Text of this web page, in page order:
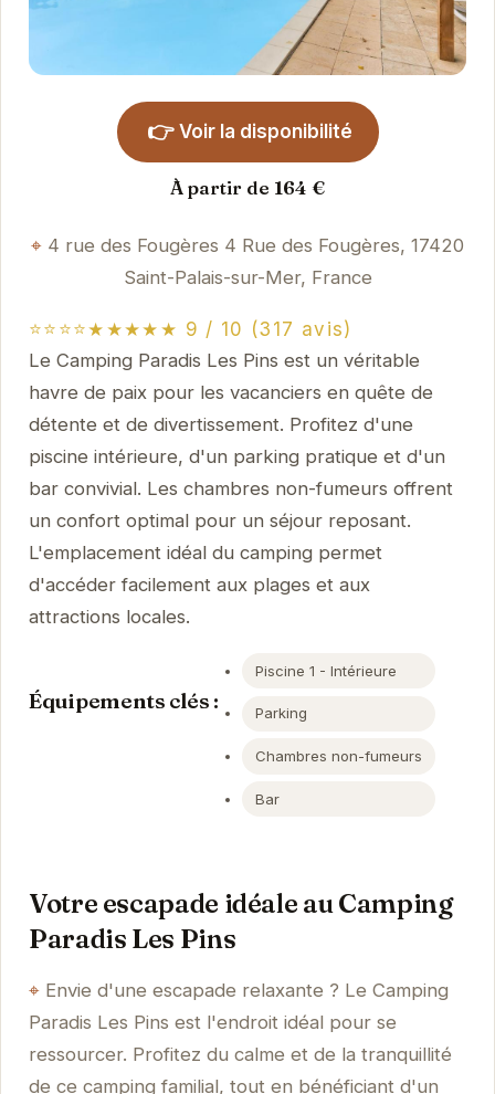
👉 Voir la disponibilité
À partir de 164 €
4 rue des Fougères 4 Rue des Fougères, 17420
Saint-Palais-sur-Mer, France
⭐⭐⭐⭐★★★★★ 9 / 10 (317 avis)
Le Camping Paradis Les Pins est un véritable
havre de paix pour les vacanciers en quête de
détente et de divertissement. Profitez d'une
piscine intérieure, d'un parking pratique et d'un
bar convivial. Les chambres non-fumeurs offrent
un confort optimal pour un séjour reposant.
L'emplacement idéal du camping permet
d'accéder facilement aux plages et aux
attractions locales.
Équipements clés :
Piscine 1 - Intérieure
Parking
Chambres non-fumeurs
Bar
Votre escapade idéale au Camping
Paradis Les Pins
Envie d'une escapade relaxante ? Le Camping
Paradis Les Pins est l'endroit idéal pour se
ressourcer. Profitez du calme et de la tranquillité
de ce camping familial, tout en bénéficiant d'un